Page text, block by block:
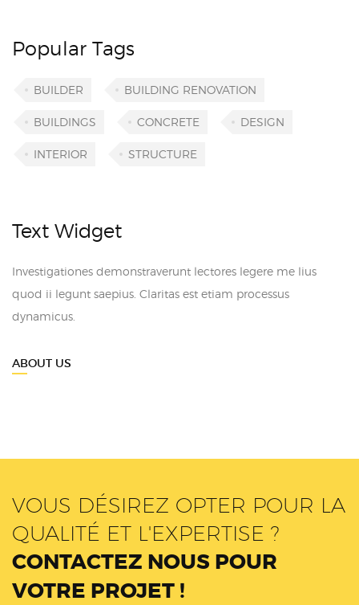
Popular Tags
BUILDER BUILDING RENOVATION
BUILDINGS CONCRETE DESIGN
INTERIOR STRUCTURE
Text Widget
Investigationes demonstraverunt lectores legere me lius
quod ii legunt saepius. Claritas est etiam processus
dynamicus.
ABOUT US
VOUS DÉSIREZ OPTER POUR LA
QUALITÉ ET L'EXPERTISE ?
CONTACTEZ NOUS POUR
VOTRE PROJET !